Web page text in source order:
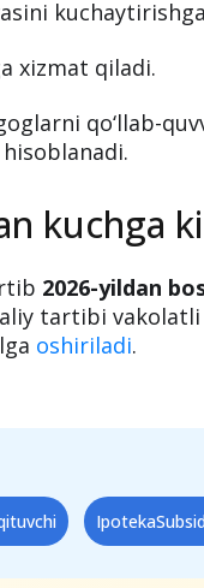
xizmat qiladi.
qo‘llab-
tartibi
oshiriladi.